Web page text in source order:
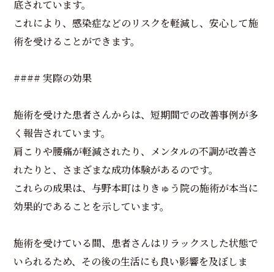
底されています。
これにより、感染症などのリスクを軽減し、安心して施
術を受けることができます。
#### 実際の効果
施術を受けた患者さんからは、短期間での改善事例が多
く報告されています。
肩こりや腰痛が軽減されたり、メンタルの不調が改善さ
れたりと、さまざまな成功体験があるのです。
これらの成果は、与野本町はりきゅう院の施術が本当に
効果的であることを示しています。
施術を受けている間、患者さんはリラックスした状態で
いられるため、その後の生活にも良い影響を及ぼしま